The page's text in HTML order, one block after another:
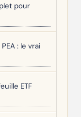
pour
: le vrai
ETF